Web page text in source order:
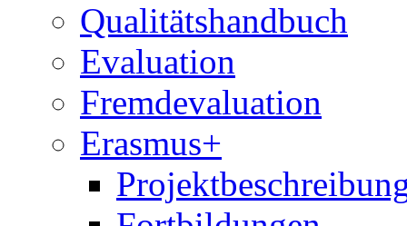
Qualitätshandbuch
Evaluation
Fremdevaluation
Erasmus+